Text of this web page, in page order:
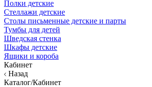
Полки детские
Стеллажи детские
Столы письменные детские и парты
Тумбы для детей
Шведская стенка
Шкафы детские
Ящики и короба
Кабинет
Назад
Каталог/Кабинет